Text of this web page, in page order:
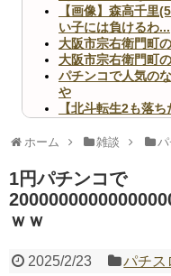
【画像】森高千里
い子には負けるわ...
大阪市宗右衛門町
大阪市宗右衛門町
パチンコで人気の
や
【北斗転生2も落
無職のパチンコカ
AngelBeats!とかい
ホーム 雑談 パ
1円パチンコで
ｗｗ
2025/2/23 パチス